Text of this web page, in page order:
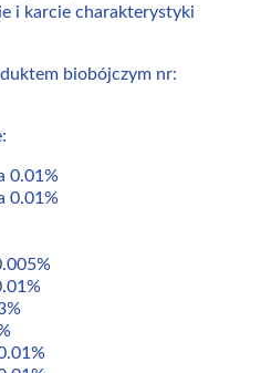
i karcie charakterystyki
biobójczym nr:
0.01%
0.01%